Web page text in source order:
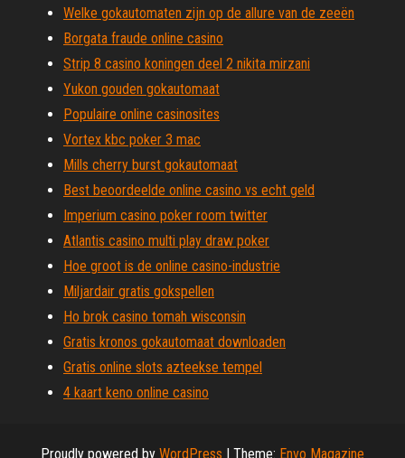
Welke gokautomaten zijn op de allure van de zeeën
Borgata fraude online casino
Strip 8 casino koningen deel 2 nikita mirzani
Yukon gouden gokautomaat
Populaire online casinosites
Vortex kbc poker 3 mac
Mills cherry burst gokautomaat
Best beoordeelde online casino vs echt geld
Imperium casino poker room twitter
Atlantis casino multi play draw poker
Hoe groot is de online casino-industrie
Miljardair gratis gokspellen
Ho brok casino tomah wisconsin
Gratis kronos gokautomaat downloaden
Gratis online slots azteekse tempel
4 kaart keno online casino
Proudly powered by WordPress | Theme: Envo Magazine